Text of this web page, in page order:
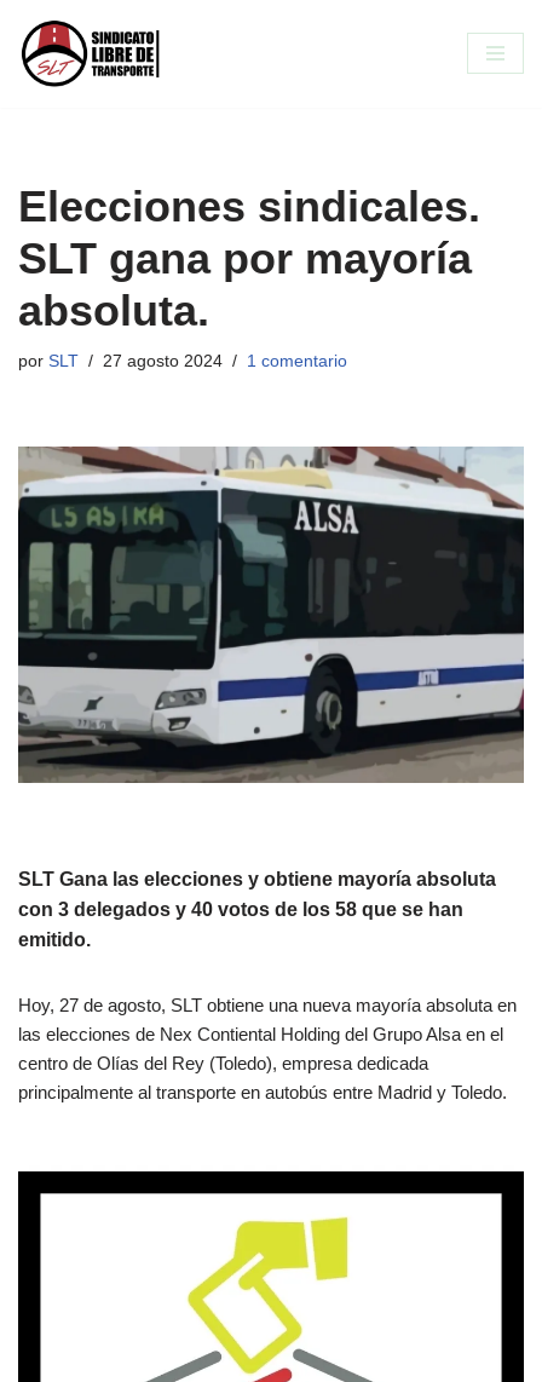
Saltar
Elecciones sindicales.
SLT gana por mayoría
absoluta.
por SLT 27 agosto 2024 1 comentario
SLT Gana las elecciones y obtiene mayoría absoluta
con 3 delegados y 40 votos de los 58 que se han
emitido.
Hoy, 27 de agosto, SLT obtiene una nueva mayoría absoluta en
las elecciones de Nex Contiental Holding del Grupo Alsa en el
centro de Olías del Rey (Toledo), empresa dedicada
principalmente al transporte en autobús entre Madrid y Toledo.